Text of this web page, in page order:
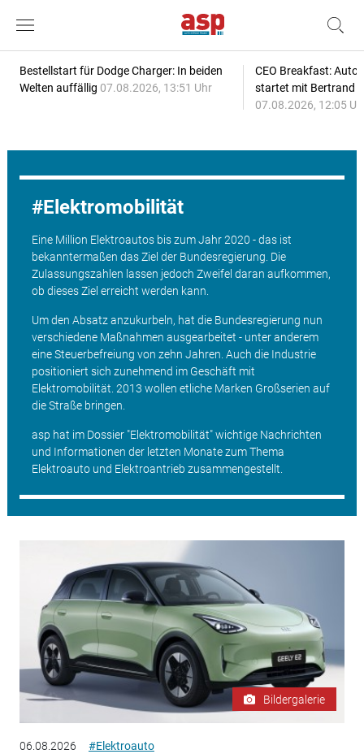
Bestellstart für Dodge Charger: In beiden
Welten auffällig 07.08.2026, 13:51 Uhr
CEO Breakfast:
startet mit Bertrand
07.08.2026, 12:05
Elektromobilität
Eine Million Elektroautos bis zum Jahr 2020 - das ist
bekanntermaßen das Ziel der Bundesregierung. Die
Zulassungszahlen lassen jedoch Zweifel daran aufkommen,
ob dieses Ziel erreicht werden kann.
Um den Absatz anzukurbeln, hat die Bundesregierung nun
verschiedene Maßnahmen ausgearbeitet - unter anderem
eine Steuerbefreiung von zehn Jahren. Auch die Industrie
positioniert sich zunehmend im Geschäft mit
Elektromobilität. 2013 wollen etliche Marken Großserien auf
die Straße bringen.
asp hat im Dossier "Elektromobilität" wichtige Nachrichten
und Informationen der letzten Monate zum Thema
Elektroauto und Elektroantrieb zusammengestellt.
Bildergalerie
06.08.2026 #Elektroauto